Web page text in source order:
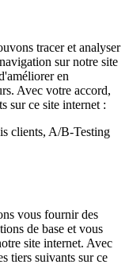
tracer et analyser
sur notre site
en
Avec votre accord,
sur ce site internet :
clients, A/B-Testing
vous fournir des
de base et vous
site internet. Avec
tiers suivants sur ce